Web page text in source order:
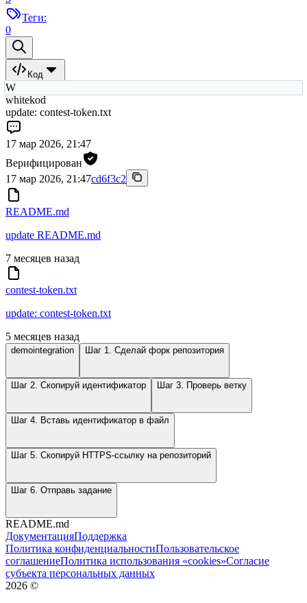
Теги:
0
Код
W
whitekod
update: contest-token.txt
17 мар 2026, 21:47
Верифицирован
17 мар 2026, 21:47cd6f3c2
README.md
update README.md
7 месяцев назад
contest-token.txt
update: contest-token.txt
5 месяцев назад
demointegration Шаг 1. Сделай форк репозитория
Шаг 2. Скопируй идентификатор Шаг 3. Проверь ветку
Шаг 4. Вставь идентификатор в файл
Шаг 5. Скопируй HTTPS-ссылку на репозиторий
Шаг 6. Отправь задание
README.md
ДокументацияПоддержка
Политика конфиденциальностиПользовательское
соглашениеПолитика использования «cookies»Согласие
субъекта персональных данных
2026 ©